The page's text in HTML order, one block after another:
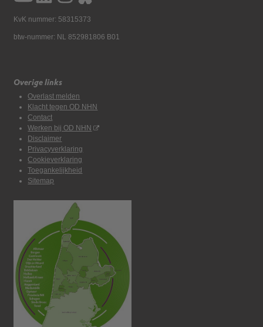
KvK nummer: 58315373
btw-nummer: NL 852981806 B01
Overige links
Overlast melden
Klacht tegen OD NHN
Contact
Werken bij OD NHN
Disclaimer
Privacyverklaring
Cookieverklaring
Toegankelijkheid
Sitemap